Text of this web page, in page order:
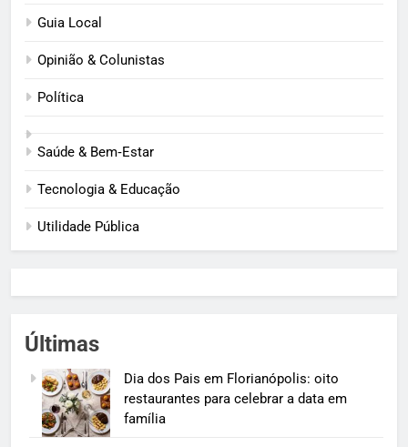
Guia Local
Opinião & Colunistas
Política
Saúde & Bem‑Estar
Tecnologia & Educação
Utilidade Pública
Últimas
Dia dos Pais em Florianópolis: oito
restaurantes para celebrar a data em
família